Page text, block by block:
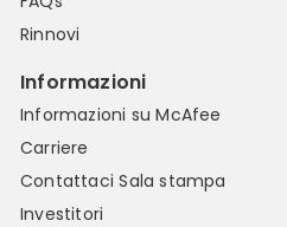
Rinnovi
Informazioni
Informazioni su McAfee
Carriere
ContattaciSala stampa
Investitori